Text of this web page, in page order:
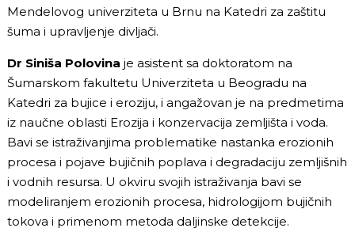
Mendelovog univerziteta u Brnu na Katedri za zaštitu
šuma i upravljenje divljači.
Dr Siniša Polovina je asistent sa doktoratom na
Šumarskom fakultetu Univerziteta u Beogradu na
Katedri za bujice i eroziju, i angažovan je na predmetima
iz naučne oblasti Erozija i konzervacija zemljišta i voda.
Bavi se istraživanjima problematike nastanka erozionih
procesa i pojave bujičnih poplava i degradaciju zemljišnih
i vodnih resursa. U okviru svojih istraživanja bavi se
modeliranjem erozionih procesa, hidrologijom bujičnih
tokova i primenom metoda daljinske detekcije.